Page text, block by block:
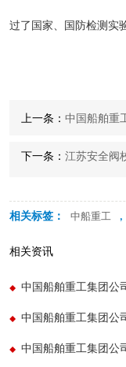
过了国家、国防检测实
上一条： 中国船舶重
下一条： 江苏安全阀
相关标签： 中船重工 ,
相关资讯
中国船舶重工集团公
中国船舶重工集团公
中国船舶重工集团公